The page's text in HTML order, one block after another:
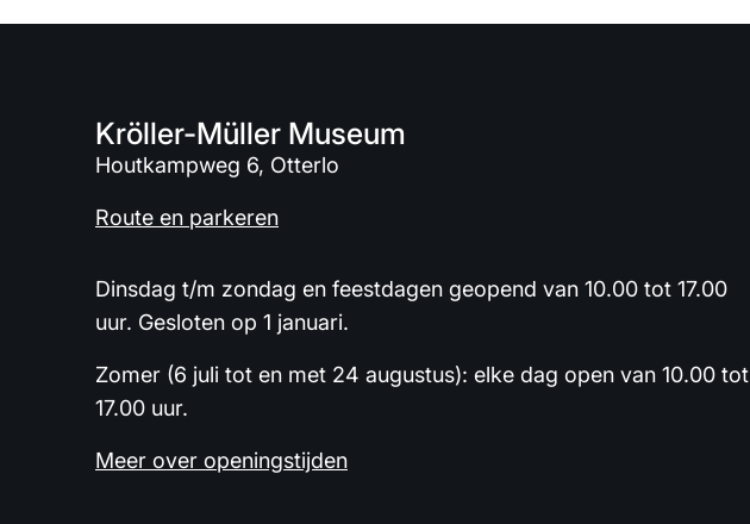
Kröller-Müller Museum
Houtkampweg 6, Otterlo
Route en parkeren
Dinsdag t/m zondag en feestdagen geopend van 10.00 tot 17.00
uur. Gesloten op 1 januari.
Zomer (6 juli tot en met 24 augustus): elke dag open van 10.00 tot
17.00 uur.
Meer over openingstijden